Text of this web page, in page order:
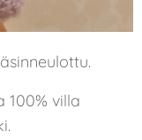
villa